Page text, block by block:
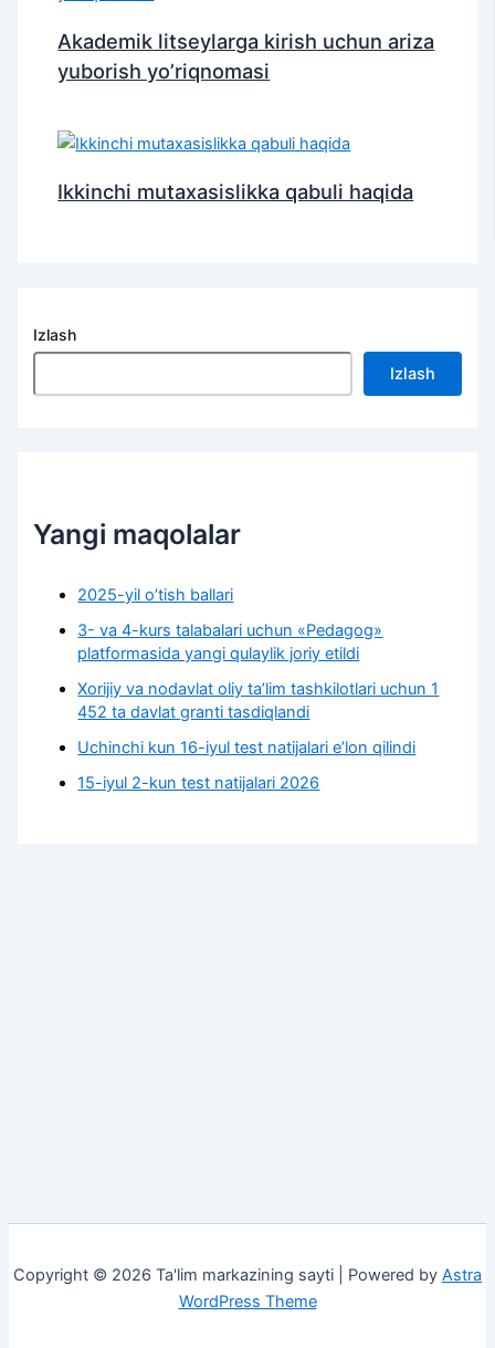
Akademik litseylarga kirish uchun ariza
yuborish yo’riqnomasi
Ikkinchi mutaxasislikka qabuli haqida
Izlash
Izlash
Yangi maqolalar
2025-yil o’tish ballari
3- va 4-kurs talabalari uchun «Pedagog»
platformasida yangi qulaylik joriy etildi
Xorijiy va nodavlat oliy taʼlim tashkilotlari uchun 1
452 ta davlat granti tasdiqlandi
Uchinchi kun 16-iyul test natijalari e’lon qilindi
15-iyul 2-kun test natijalari 2026
Copyright © 2026 Ta'lim markazining sayti | Powered by Astra
WordPress Theme